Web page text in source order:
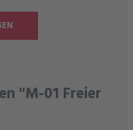
"M-01 Freier